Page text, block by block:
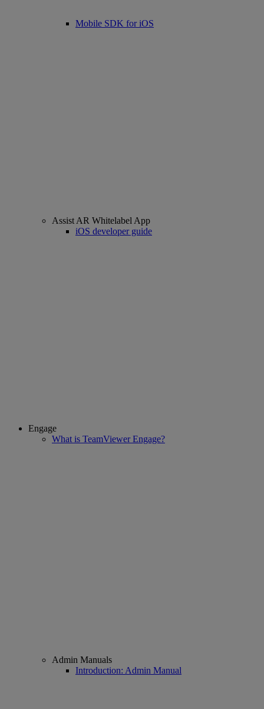
Mobile SDK for iOS
Assist AR Whitelabel App
iOS developer guide
Engage
What is TeamViewer Engage?
Admin Manuals
Introduction: Admin Manual